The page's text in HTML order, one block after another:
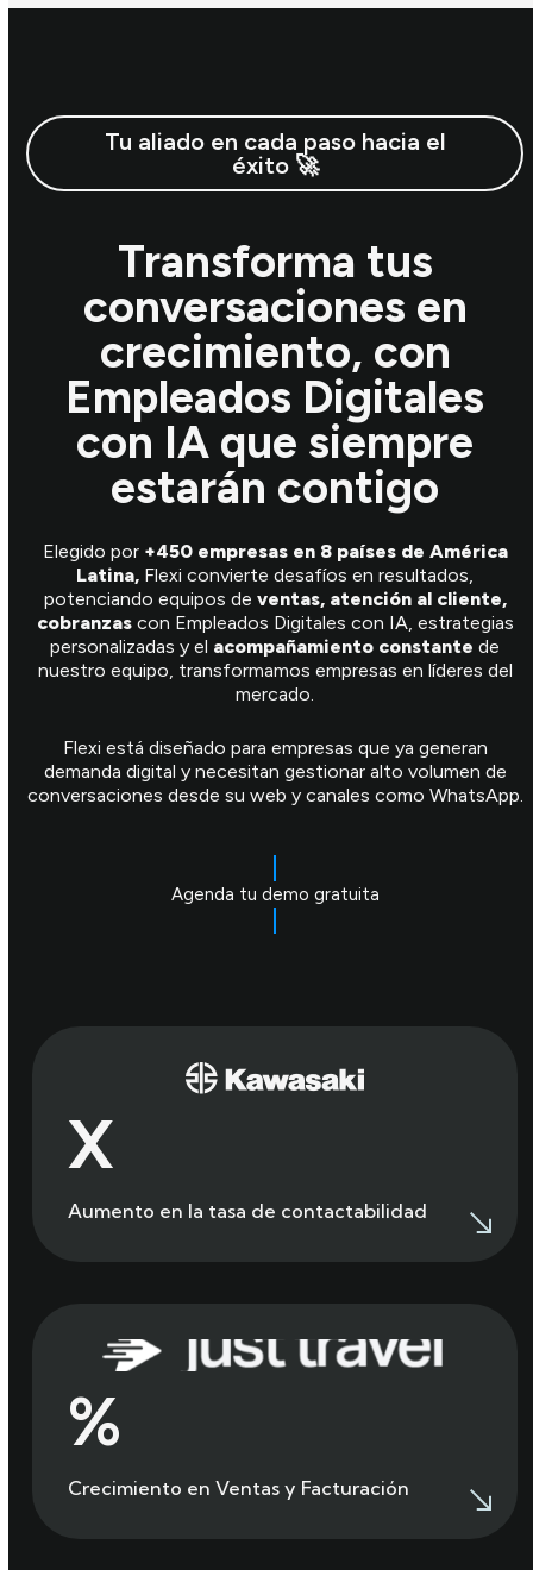
Tu aliado en cada paso hacia el
éxito 🚀
Transforma tus
conversaciones en
crecimiento, con
Empleados Digitales
con IA que siempre
estarán contigo
Elegido por +450 empresas en 8 países de América
Latina, Flexi convierte desafíos en resultados,
potenciando equipos de ventas, atención al cliente,
cobranzascon Empleados Digitales con IA, estrategias
personalizadas y el acompañamiento constantede
nuestro equipo, transformamos empresas en líderes del
mercado.
Flexi está diseñado para empresas que ya generan
demanda digital y necesitan gestionar alto volumen de
conversaciones desde su web y canales como WhatsApp.
Agenda tu demo gratuita
3
X
Aumento en la tasa de contactabilidad
194
%
Crecimiento en Ventas y Facturación